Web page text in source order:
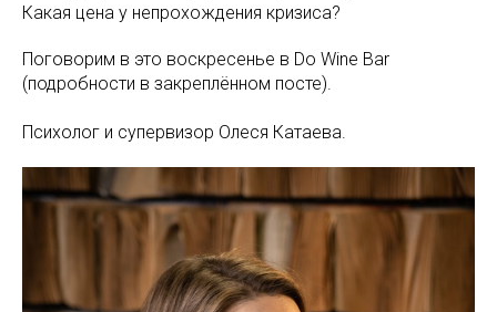
Какая цена у непрохождения кризиса?
Поговорим в это воскресенье в Do Wine Bar
(подробности в закреплённом посте).
Психолог и супервизор Олеся Катаева.